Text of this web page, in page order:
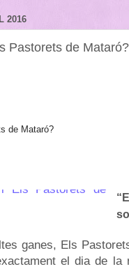
2016
Pastorets de Mataró?
de Mataró?
ganes, Els
el dia de